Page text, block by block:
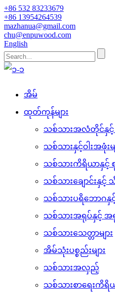
+86 532 83233679
+86 13954264539
mazhanua@gmail.com
chu@enpuwood.com
English
အိမ်
ထုတ်ကုန်များ
သစ်သားအလံတိုင်နှင့် ခ
သစ်သားနှင့်ဝါးအဖုံးမ
သစ်သားကိရိယာနှ
သစ်သားချောင်းနှင့်
သစ်သားပရိဘောဂနှ
သစ်သားအရုပ်နှင့် အ
သစ်သားသေတ္တာများ
အိမ်သုံးပစ္စည်းများ
သစ်သားအလှည့်
သစ်သားစာရေးကိရိယ